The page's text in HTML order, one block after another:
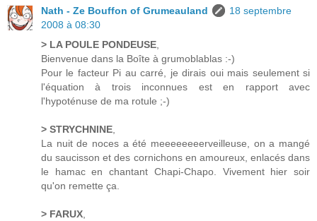
Nath - Ze Bouffon of Grumeauland
18 septembre
2008 à 08:30
> LA POULE PONDEUSE
Bienvenue dans la Boîte à grumoblablas :-)
Pour le facteur Pi au carré, je dirais oui mais seulement si
l'équation à trois inconnues est en rapport avec
l'hypoténuse de ma rotule ;-)
> STRYCHNINE
La nuit de noces a été meeeeeeeerveilleuse, on a mangé
du saucisson et des cornichons en amoureux, enlacés dans
le hamac en chantant Chapi-Chapo. Vivement hier soir
qu'on remette ça.
> FARUX